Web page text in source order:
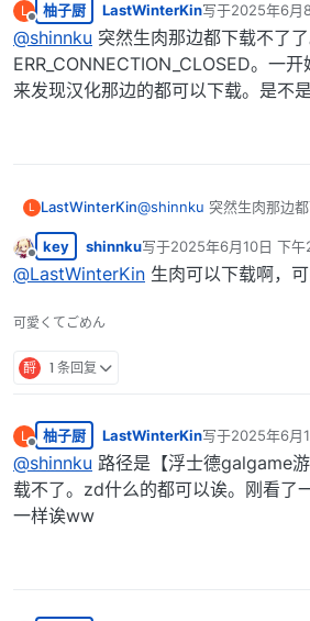
L
离线
柚子厨 LastWinterKin写于2025年6月
最后由 编辑
@shinnku 突然生肉那边都下载不了了
ERR_CONNECTION_CLOSED。一
来发现汉化那边的都可以下载。是不
L LastWinterKin@shinnku 突然生肉那边都
题。后来发现汉化那边的
太对
离线
key shinnku写于2025年6月10日 下
最后由 编辑
@LastWinterKin 生肉可以下载啊，
可愛くてごめん
酹 1 条回复
L
离线
柚子厨 LastWinterKin写于2025年6月
最后由 编辑
@shinnku 路径是【浮士德galgame
载不了。zd什么的都可以诶。刚看了
一样诶ww